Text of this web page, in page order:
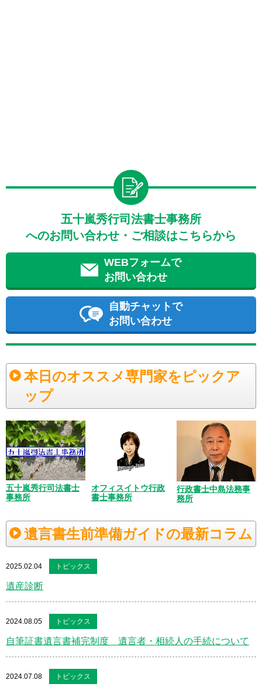
五十嵐秀行司法書士事務所
へのお問い合わせ・ご相談はこちらから
WEBフォームで
お問い合わせ
自動チャットで
お問い合わせ
本日のオススメ専門家をピックア
ップ
五十嵐秀行司法書士
事務所
オフィスイトウ行政
書士事務所
行政書士中島法務事
務所
遺言書生前準備ガイドの最新コラム
2025.02.04 トピックス
遺産診断
2024.08.05 トピックス
自筆証書遺言書補完制度 遺言者・相続人の手続について
2024.07.08 トピックス